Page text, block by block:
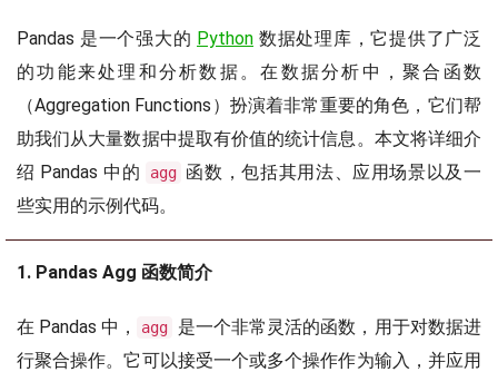
Pandas 是一个强大的 Python 数据处理库，它提供了广泛
的功能来处理和分析数据。在数据分析中，聚合函数
（Aggregation Functions）扮演着非常重要的角色，它们帮
助我们从大量数据中提取有价值的统计信息。本文将详细介
绍 Pandas 中的
agg 函数，包括其用法、应用场景以及一
些实用的示例代码。
1. Pandas Agg 函数简介
在 Pandas 中， agg
是一个非常灵活的函数，用于对数据进
行聚合操作。它可以接受一个或多个操作作为输入，并应用